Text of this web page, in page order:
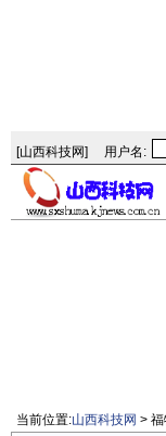
[山西科技网] 用户名:
当前位置:山西科技网 >